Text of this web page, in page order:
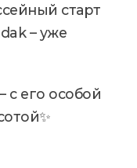
старт
– уже
с его особой